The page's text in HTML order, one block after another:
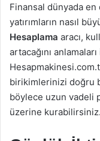
Finansal dünyada
yatırımların nasıl
Hesaplama aracı,
artacağını
birikimlerinizi doğru
böylece uzun vadeli
üzerine kurabilirsiniz.